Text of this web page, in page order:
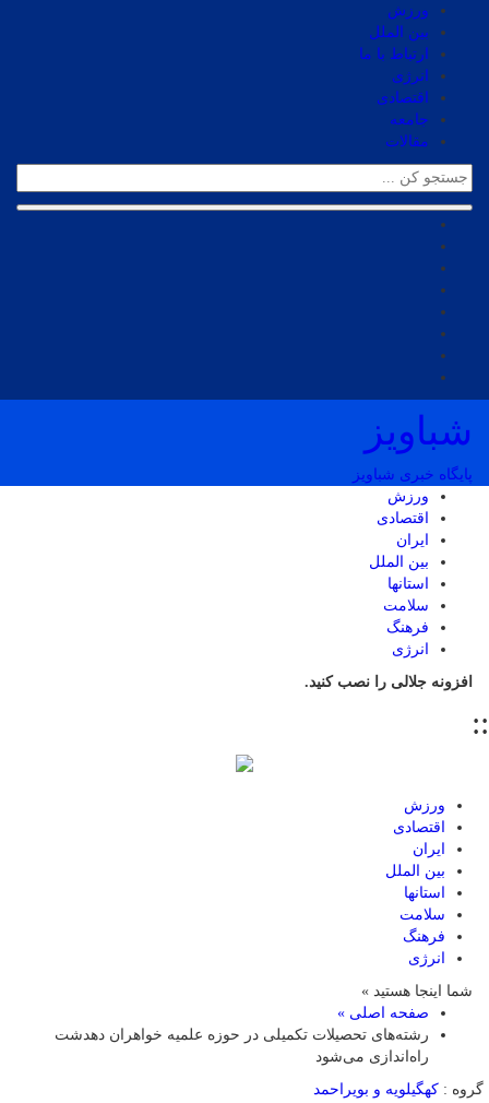
ورزش
بین الملل
ارتباط با ما
انرژی
اقتصادی
جامعه
مقالات
شباویز
پایگاه خبری شباویز
ورزش
اقتصادی
ایران
بین الملل
استانها
سلامت
فرهنگ
انرژی
افزونه جلالی را نصب کنید.
::
ورزش
اقتصادی
ایران
بین الملل
استانها
سلامت
فرهنگ
انرژی
شما اینجا هستید »
صفحه اصلی »
رشته‌های تحصیلات تکمیلی در حوزه علمیه خواهران دهدشت
راه‌اندازی می‌شود
گروه : کهگیلویه و بویراحمد